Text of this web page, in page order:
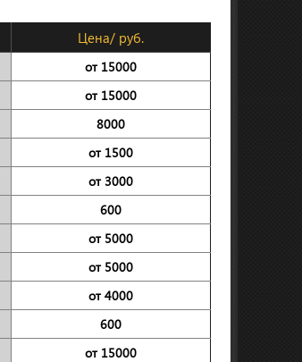
Цена/ руб.
от 15000
от 15000
8000
от 1500
от 3000
600
от 5000
от 5000
от 4000
600
от 15000